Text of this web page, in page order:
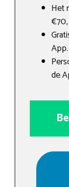
Het
App.
de